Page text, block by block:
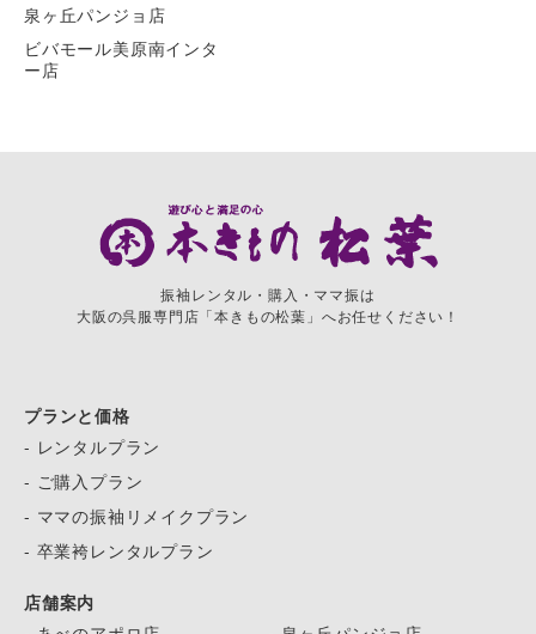
泉ヶ丘パンジョ店
ビバモール美原南インタ
ー店
振袖レンタル・購入・ママ振は
大阪の呉服専門店「本きもの松葉」へお任せください！
プランと価格
- レンタルプラン
- ご購入プラン
- ママの振袖リメイクプラン
- 卒業袴レンタルプラン
店舗案内